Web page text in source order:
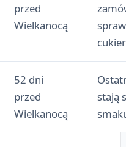
przed
Wielkanocą
52 dni
przed
Wielkanocą
stają